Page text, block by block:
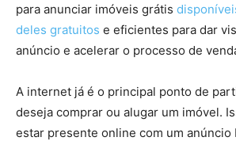
para anunciar imóveis grátis
deles gratuitos e eficientes para dar
anúncio e acelerar o processo de
A internet já é o principal ponto de
deseja comprar ou alugar um imóvel.
estar presente online com um anúncio